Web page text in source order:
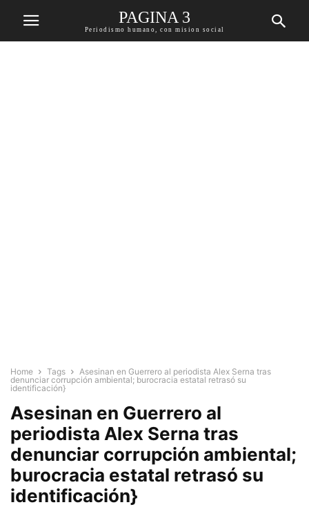
PAGINA 3
Periodismo humano, con mision social
Home Tags
Asesinan en Guerrero al periodista Alex Serna tras
denunciar corrupción ambiental; burocracia estatal retrasó su
identificación}
Asesinan en Guerrero al
periodista Alex Serna tras
denunciar corrupción ambiental;
burocracia estatal retrasó su
identificación}